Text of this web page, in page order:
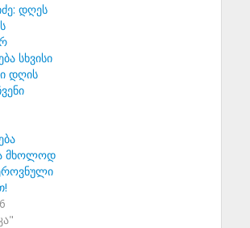
დღეს
სხვისი
დღის
მხოლოდ